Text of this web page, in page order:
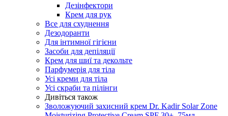
Дезінфектори
Крем для рук
Все для схуднення
Дезодоранти
Для інтимної гігієни
Засоби для депіляції
Крем для шиї та декольте
Парфумерія для тіла
Усі креми для тіла
Усі скраби та пілінги
Дивіться також
Зволожуючий захисний крем Dr. Kadir Solar Zone